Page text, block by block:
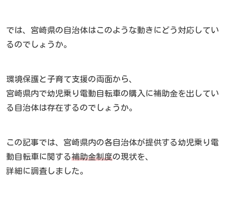
では、宮崎県の自治体はこのような動きにどう対応してい
るのでしょうか。
環境保護と子育て支援の両面から、
宮崎県内で幼児乗り電動自転車の購入に補助金を出してい
る自治体は存在するのでしょうか。
この記事では、宮崎県内の各自治体が提供する幼児乗り電
動自転車に関する補助金制度の現状を、
詳細に調査しました。